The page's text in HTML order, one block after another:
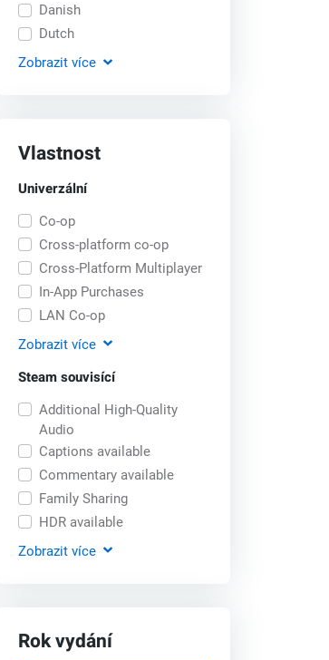
Danish
Dutch
Zobrazit více
Vlastnost
Univerzální
Co-op
Cross-platform co-op
Cross-Platform Multiplayer
In-App Purchases
LAN Co-op
Zobrazit více
Steam souvisící
Additional High-Quality
Audio
Captions available
Commentary available
Family Sharing
HDR available
Zobrazit více
Rok vydání